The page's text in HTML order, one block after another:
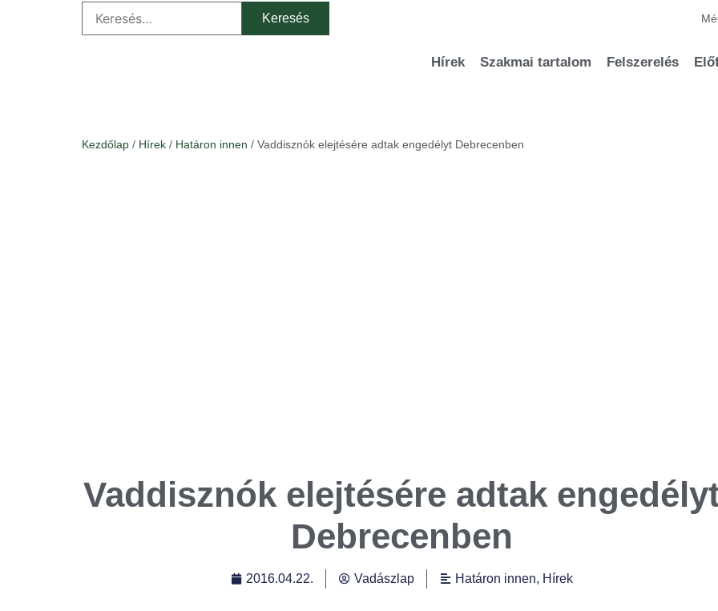
Hírek Szakmai tartalom Felszerelés
Kezdőlap / Hírek / Határon innen / Vaddisznók elejtésére adtak engedélyt Debrecenben
Vaddisznók elejtésére adtak
Debrecenben
2016.04.22. Vadászlap Határon innen, Hírek